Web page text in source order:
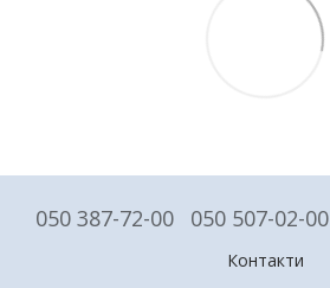
050 387-72-00 050 507-02-00
Контакти